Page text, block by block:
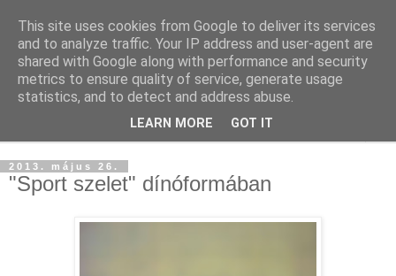
2013. május 26.
"Sport szelet" dínóformában
This site uses cookies from Google to deliver its services
and to analyze traffic. Your IP address and user-agent are
shared with Google along with performance and security
metrics to ensure quality of service, generate usage
statistics, and to detect and address abuse.
LEARN MORE GOT IT